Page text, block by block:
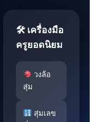
🛠 เครื่องมือ
ครูยอดนิยม
วงล้อ
สุ่ม
สุ่มเลข